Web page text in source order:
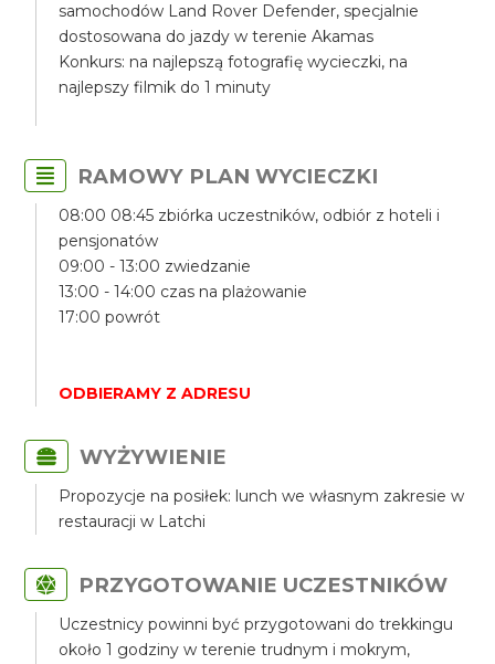
samochodów Land Rover Defender, specjalnie
dostosowana do jazdy w terenie Akamas
Konkurs: na najlepszą fotografię wycieczki, na
najlepszy filmik do 1 minuty
RAMOWY PLAN WYCIECZKI
08:00 08:45 zbiórka uczestników, odbiór z hoteli i
pensjonatów
09:00 - 13:00 zwiedzanie
13:00 - 14:00 czas na plażowanie
17:00 powrót
ODBIERAMY Z ADRESU
WYŻYWIENIE
Propozycje na posiłek: lunch we własnym zakresie w
restauracji w Latchi
PRZYGOTOWANIE UCZESTNIKÓW
Uczestnicy powinni być przygotowani do trekkingu
około 1 godziny w terenie trudnym i mokrym,